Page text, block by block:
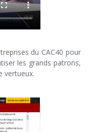
du CAC40 pour
les grands patrons,
vertueux.